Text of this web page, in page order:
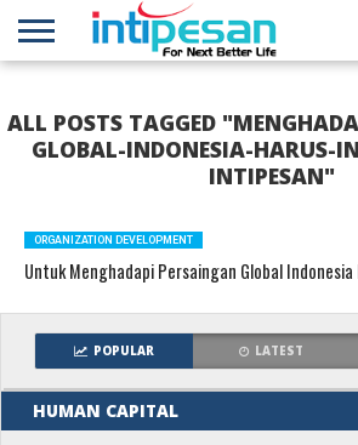
NETWORK
ALL POSTS TAGGED
GLOBAL-INDONESIA-HARUS-
INTIPESAN"
ORGANIZATION DEVELOPMENT
Untuk Menghadapi Persaingan Global
POPULAR LATEST
HUMAN CAPITAL